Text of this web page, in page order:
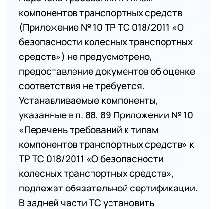
компонентов транспортных средств
(Приложение № 10 ТР ТС 018/2011 «О
безопасности колесных транспортных
средств») не предусмотрено,
предоставление документов об оценке
соответствия не требуется.
Устанавливаемые компоненты,
указанные в п. 88, 89 Приложении № 10
«Перечень требований к типам
компонентов транспортных средств» к
ТР ТС 018/2011 «О безопасности
колесных транспортных средств»,
подлежат обязательной сертификации.
В задней части ТС установить